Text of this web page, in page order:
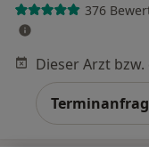
376